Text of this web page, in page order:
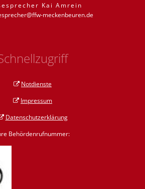
Kai Amrein
meckenbeuren.de
Notdienste
Impressum
Datenschutzerklärung
Behördenrufnummer: